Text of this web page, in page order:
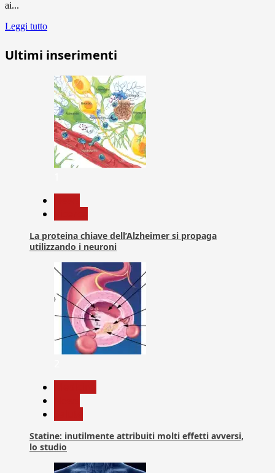
ai...
Leggi tutto
Ultimi inserimenti
La proteina chiave dell’Alzheimer si propaga
utilizzando i neuroni
Statine: inutilmente attribuiti molti effetti avversi,
lo studio